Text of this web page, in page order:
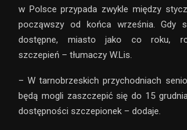
w Polsce przypada zwykle między
począwszy od końca września. Gdy
dostępne, miasto jako co roku,
szczepień – tłumaczy W.Lis.
– W tarnobrzeskich przychodniach
będą mogli zaszczepić się do 15
dostępności szczepionek – dodaje.